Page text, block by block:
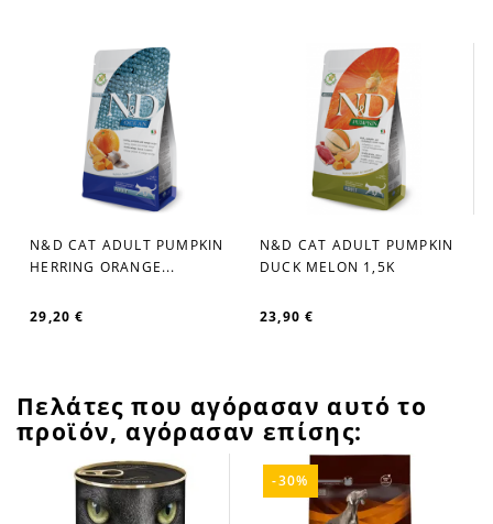
N&D CAT ADULT PUMPKIN
HERRING ORANGE...
29,20 €
N&D CAT ADULT PUMPKIN
DUCK MELON 1,5Κ
23,90 €
Πελάτες που αγόρασαν αυτό το
προϊόν, αγόρασαν επίσης:
-30%